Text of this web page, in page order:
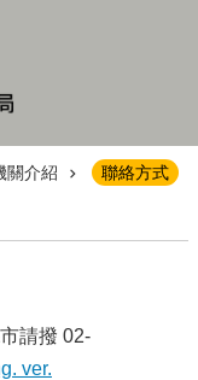
關介紹 聯絡方式
請撥 02-
ver.